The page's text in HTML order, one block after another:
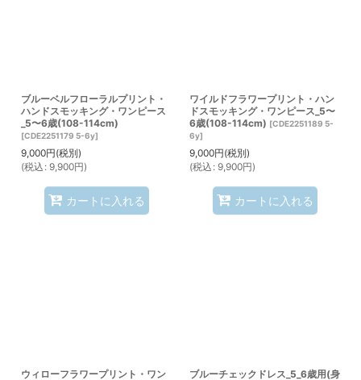
ブルーベルフローラルプリント・
ハンドスモッキング・ワンピース
_5〜6歳(108-114cm)
[CDE2251179 5-6y]
9,000円(税別)
(税込 : 9,900円)
カートに入れる
ワイルドフラワープリント・ハン
ドスモッキング・ワンピース_5〜
6歳(108-114cm) [CDE2251189 5-
6y]
9,000円(税別)
(税込 : 9,900円)
カートに入れる
ウィローフラワープリント・ワン ブルーチェックドレス_5_6歳用(身